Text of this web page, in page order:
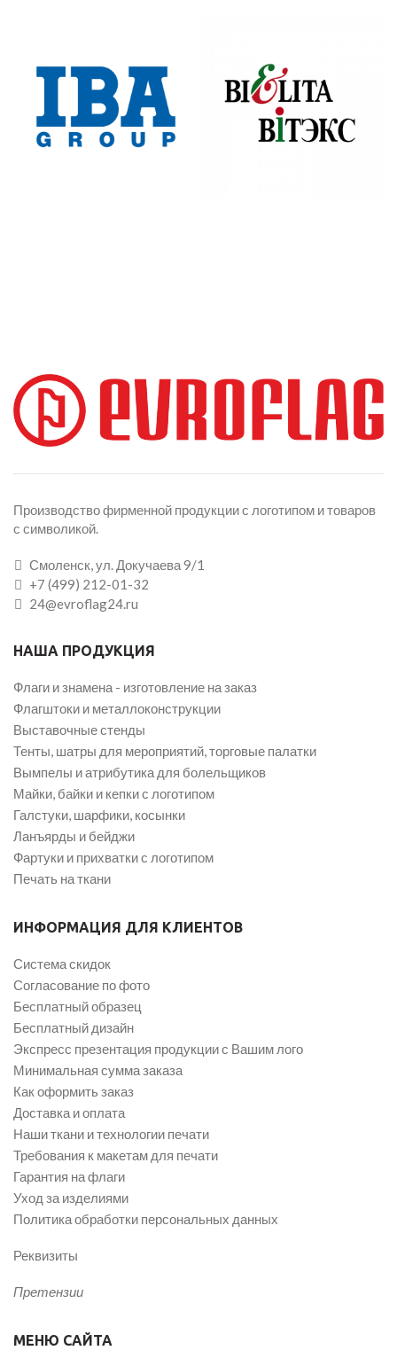
Производство фирменной продукции с логотипом и товаров
с символикой.
Смоленск, ул. Докучаева 9/1
+7 (499) 212-01-32
24@evroflag24.ru
НАША ПРОДУКЦИЯ
Флаги и знамена - изготовление на заказ
Флагштоки и металлоконструкции
Выставочные стенды
Тенты, шатры для мероприятий, торговые палатки
Вымпелы и атрибутика для болельщиков
Майки, байки и кепки с логотипом
Галстуки, шарфики, косынки
Ланъярды и бейджи
Фартуки и прихватки с логотипом
Печать на ткани
ИНФОРМАЦИЯ ДЛЯ КЛИЕНТОВ
Система скидок
Согласование по фото
Бесплатный образец
Бесплатный дизайн
Экспресс презентация продукции с Вашим лого
Минимальная сумма заказа
Как оформить заказ
Доставка и оплата
Наши ткани и технологии печати
Требования к макетам для печати
Гарантия на флаги
Уход за изделиями
Политика обработки персональных данных
Реквизиты
Претензии
МЕНЮ САЙТА